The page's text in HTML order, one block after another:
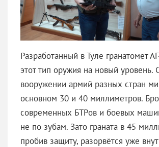
Разработанный в Туле гранатомет
этот тип оружия на новый уровень.
вооружении армий разных стран
основном 30 и 40 миллиметров.
современных БТРов и боевых
не по зубам. Зато граната в 45
пробив защиту, разорвётся уже